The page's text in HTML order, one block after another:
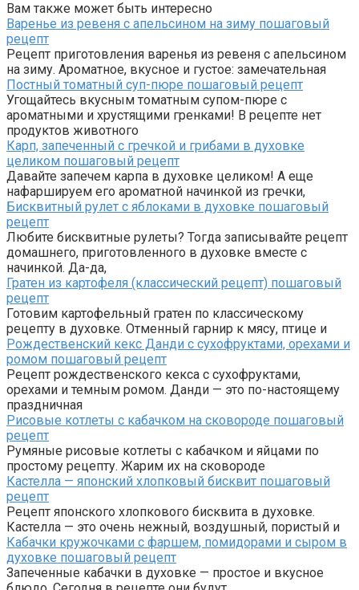
Вам также может быть интересно
Варенье из ревеня с апельсином на зиму пошаговый
рецепт
Рецепт приготовления варенья из ревеня с апельсином
на зиму. Ароматное, вкусное и густое: замечательная
Постный томатный суп-пюре пошаговый рецепт
Угощайтесь вкусным томатным супом-пюре с
ароматными и хрустящими гренками! В рецепте нет
продуктов животного
Карп, запеченный с гречкой и грибами в духовке
целиком пошаговый рецепт
Давайте запечем карпа в духовке целиком! А еще
нафаршируем его ароматной начинкой из гречки,
Бисквитный рулет с яблоками в духовке пошаговый
рецепт
Любите бисквитные рулеты? Тогда записывайте рецепт
домашнего, приготовленного в духовке вместе с
начинкой. Да-да,
Гратен из картофеля (классический рецепт) пошаговый
рецепт
Готовим картофельный гратен по классическому
рецепту в духовке. Отменный гарнир к мясу, птице и
Рождественский кекс Данди с сухофруктами, орехами и
ромом пошаговый рецепт
Рецепт рождественского кекса с сухофруктами,
орехами и темным ромом. Данди — это по-настоящему
праздничная
Рисовые котлеты с кабачком на сковороде пошаговый
рецепт
Румяные рисовые котлеты с кабачком и яйцами по
простому рецепту. Жарим их на сковороде
Кастелла — японский хлопковый бисквит пошаговый
рецепт
Рецепт японского хлопкового бисквита в духовке.
Кастелла — это очень нежный, воздушный, пористый и
Кабачки кружочками с фаршем, помидорами и сыром в
духовке пошаговый рецепт
Запеченные кабачки в духовке — простое и вкусное